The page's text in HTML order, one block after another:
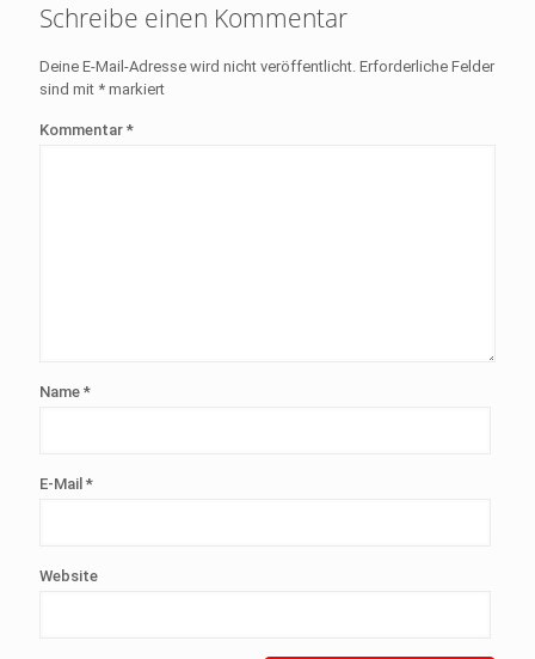
Schreibe einen Kommentar
Deine E-Mail-Adresse wird nicht veröffentlicht. Erforderliche Felder
sind mit * markiert
Kommentar *
Name *
E-Mail *
Website